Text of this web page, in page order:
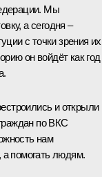
Мы
а сегодня –
с точки зрения их
он войдёт как год
и открыли
по ВКС
нам
а помогать людям.